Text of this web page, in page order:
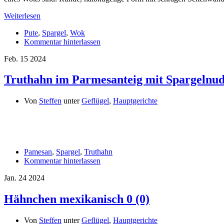
Weiterlesen
Pute, Spargel, Wok
Kommentar hinterlassen
Feb. 15 2024
Truthahn im Parmesanteig mit
Von Steffen unterGeflügel, Hauptgerichte
Pamesan, Spargel, Truthahn
Kommentar hinterlassen
Jan. 24 2024
Hähnchen mexikanisch 0 (0)
Von Steffen unterGeflügel, Hauptgerichte